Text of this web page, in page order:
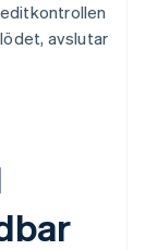
avslutar